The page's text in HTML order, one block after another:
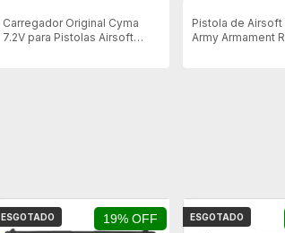
Carregador Original Cyma
7.2V para Pistolas Airsoft
Pistola de Airsoft
Army Armament
19% OFF
ESGOTADO ESGOTADO